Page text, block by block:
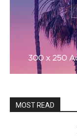
MOST READ